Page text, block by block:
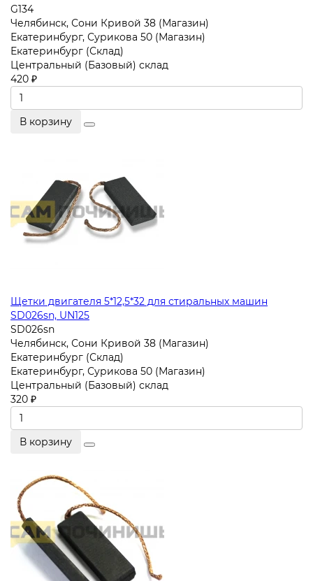
G134
Челябинск, Сони Кривой 38 (Магазин)
Екатеринбург, Сурикова 50 (Магазин)
Екатеринбург (Склад)
Центральный (Базовый) склад
420 ₽
В корзину
Щетки двигателя 5*12,5*32 для стиральных машин
SD026sn, UN125
SD026sn
Челябинск, Сони Кривой 38 (Магазин)
Екатеринбург (Склад)
Екатеринбург, Сурикова 50 (Магазин)
Центральный (Базовый) склад
320 ₽
В корзину